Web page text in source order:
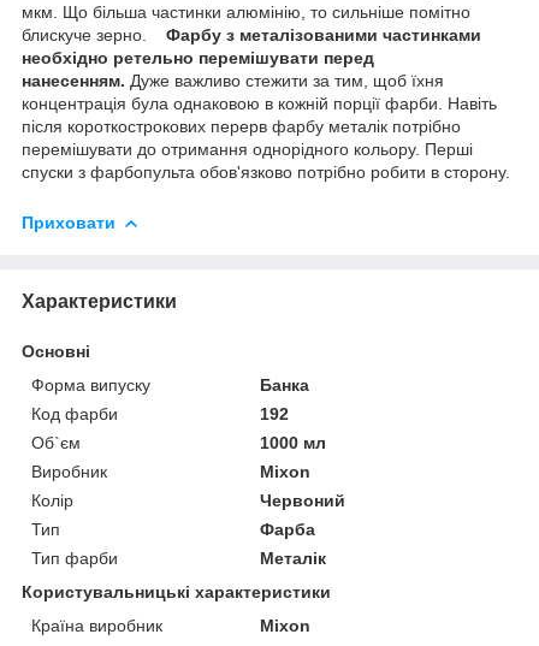
мкм. Що більша частинки алюмінію, то сильніше помітно
блискуче зерно. Фарбу з металізованими частинками
необхідно ретельно перемішувати перед
нанесенням. Дуже важливо стежити за тим, щоб їхня
концентрація була однаковою в кожній порції фарби. Навіть
після короткострокових перерв фарбу металік потрібно
перемішувати до отримання однорідного кольору. Перші
спуски з фарбопульта обов'язково потрібно робити в сторону.
Приховати
Характеристики
Основні
Форма випуску
Банка
Код фарби
192
Об`єм
1000 мл
Виробник
Mixon
Колір
Червоний
Тип
Фарба
Тип фарби
Металік
Користувальницькі характеристики
Країна виробник
Mixon